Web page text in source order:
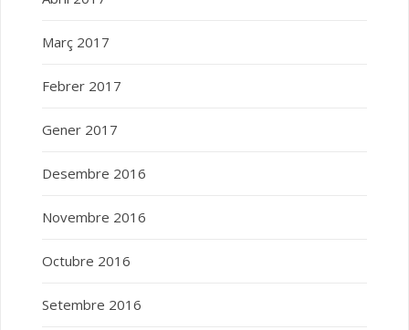
Març 2017
Febrer 2017
Gener 2017
Desembre 2016
Novembre 2016
Octubre 2016
Setembre 2016